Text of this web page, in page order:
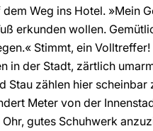
dem Weg ins Hotel. »Mein
erkunden wollen.
Stimmt, ein
in der Stadt, zärtlich
Stau zählen hier
Meter von der
Ohr, gutes Schuhwerk